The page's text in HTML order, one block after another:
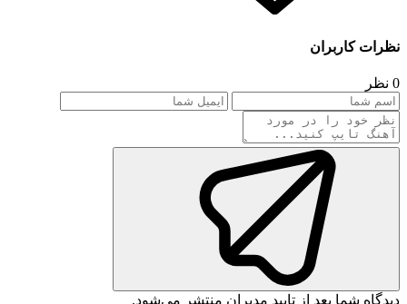
نظرات کاربران
0 نظر
دیدگاه شما بعد از تایید مدیران منتشر می‌شود.